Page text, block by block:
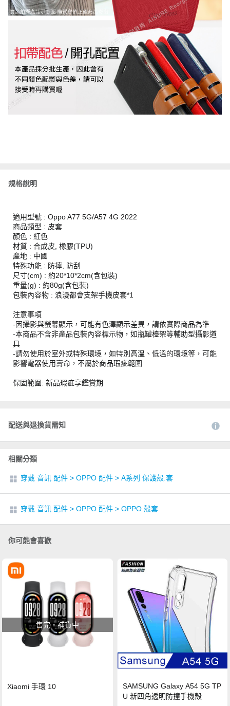
規格說明
適用型號 : Oppo A77 5G/A57 4G 2022
商品類型 : 皮套
顏色 : 紅色
材質 : 合成皮, 橡膠(TPU)
產地 : 中國
特殊功能 : 防摔, 防刮
尺寸(cm) : 約20*10*2cm(含包裝)
重量(g) : 約80g(含包裝)
包裝內容物 : 浪漫都會支架手機皮套*1
注意事項
-因攝影與螢幕顯示，可能有色澤顯示差異，請依實際商品為準
-本商品不含非產品包裝內容標示物，如瓶罐檯架等輔助型攝影道
具
-請勿使用於室外或特殊環境，如特別高溫、低溫的環境等，可能
影響電器使用壽命，不屬於商品瑕疵範圍
保固範圍: 新品瑕疵享鑑賞期
配送與退換貨需知
相關分類
穿戴 音訊 配件 > OPPO 配件 > A系列 保護殼.套
穿戴 音訊 配件 > OPPO 配件 > OPPO 殼套
你可能會喜歡
售完，補貨中
Xiaomi 手環 10
SAMSUNG Galaxy A54 5G TP
U 新四角透明防撞手機殼